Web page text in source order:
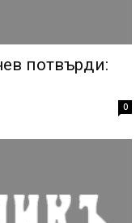
потвърди:
0